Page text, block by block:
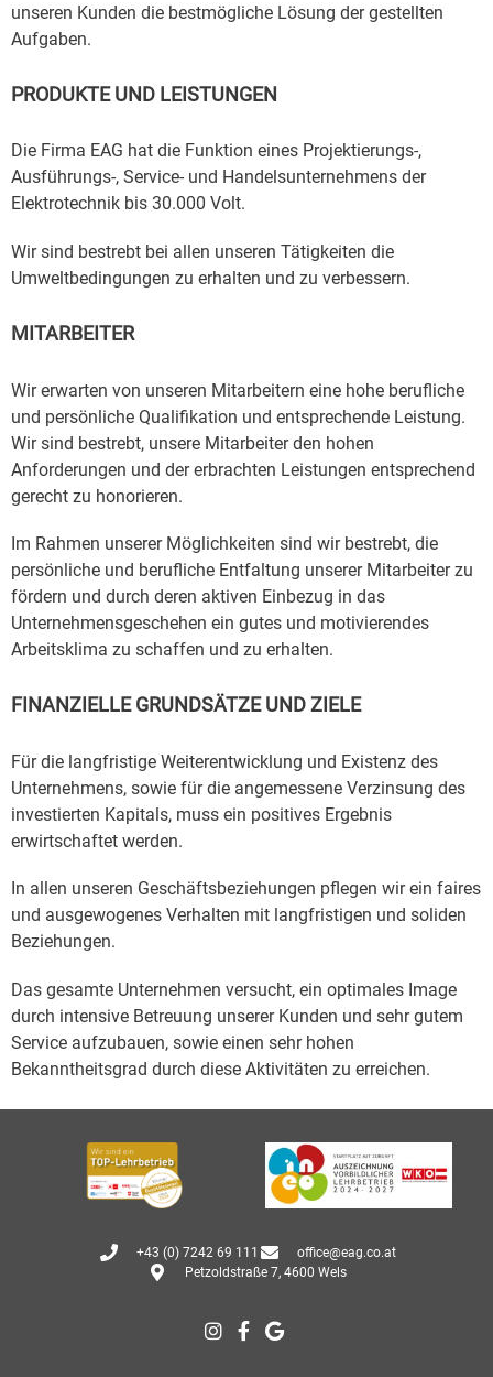
unseren Kunden die bestmögliche Lösung der gestellten
Aufgaben.
PRODUKTE UND LEISTUNGEN
Die Firma EAG hat die Funktion eines Projektierungs-,
Ausführungs-, Service- und Handelsunternehmens der
Elektrotechnik bis 30.000 Volt.
Wir sind bestrebt bei allen unseren Tätigkeiten die
Umweltbedingungen zu erhalten und zu verbessern.
MITARBEITER
Wir erwarten von unseren Mitarbeitern eine hohe berufliche
und persönliche Qualifikation und entsprechende Leistung.
Wir sind bestrebt, unsere Mitarbeiter den hohen
Anforderungen und der erbrachten Leistungen entsprechend
gerecht zu honorieren.
Im Rahmen unserer Möglichkeiten sind wir bestrebt, die
persönliche und berufliche Entfaltung unserer Mitarbeiter zu
fördern und durch deren aktiven Einbezug in das
Unternehmensgeschehen ein gutes und motivierendes
Arbeitsklima zu schaffen und zu erhalten.
FINANZIELLE GRUNDSÄTZE UND ZIELE
Für die langfristige Weiterentwicklung und Existenz des
Unternehmens, sowie für die angemessene Verzinsung des
investierten Kapitals, muss ein positives Ergebnis
erwirtschaftet werden.
In allen unseren Geschäftsbeziehungen pflegen wir ein faires
und ausgewogenes Verhalten mit langfristigen und soliden
Beziehungen.
Das gesamte Unternehmen versucht, ein optimales Image
durch intensive Betreuung unserer Kunden und sehr gutem
Service aufzubauen, sowie einen sehr hohen
Bekanntheitsgrad durch diese Aktivitäten zu erreichen.
+43 (0) 7242 69 111
office@eag.co.at
Petzoldstraße 7, 4600 Wels